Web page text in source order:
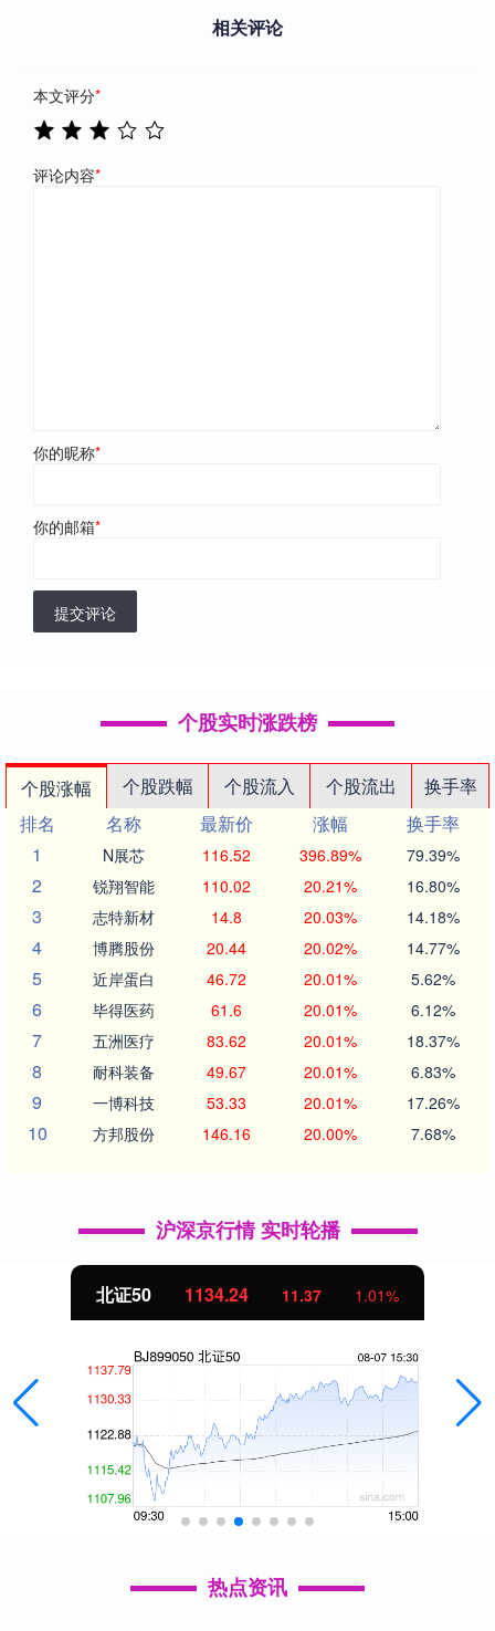
相关评论
本文评分*
评论内容*
你的昵称*
你的邮箱*
提交评论
个股实时涨跌榜
个股涨幅 个股跌幅 个股流入 个股流出
换手率
排名
名称 最新价 涨幅
换手率
1
N展芯 116.52 396.89% 79.39%
2 锐翔智能 110.02 20.21% 16.80%
3 志特新材 14.8 20.03% 14.18%
4 博腾股份 20.44 20.02% 14.77%
5 近岸蛋白 46.72 20.01% 5.62%
6 毕得医药 61.6 20.01% 6.12%
7 五洲医疗 83.62 20.01% 18.37%
8 耐科装备 49.67 20.01% 6.83%
9 一博科技 53.33 20.01% 17.26%
10 方邦股份 146.16 20.00% 7.68%
沪深京行情 实时轮播
北证50 1134.24 11.37 1.01%
热点资讯